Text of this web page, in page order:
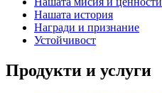
Нашата история
Награди и признание
Устойчивост
Продукти и услуги